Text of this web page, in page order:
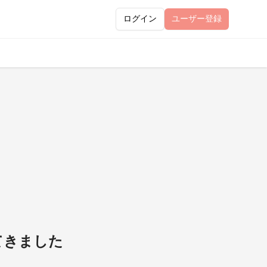
ログイン ユーザー登録
ました